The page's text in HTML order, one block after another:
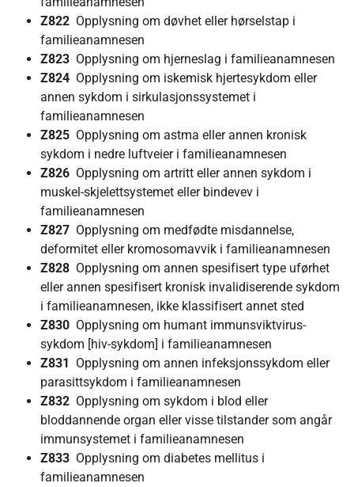
Z822 Opplysning om døvhet eller hørselstap i
familieanamnesen
Z823 Opplysning om hjerneslag i familieanamnesen
Z824 Opplysning om iskemisk hjertesykdom eller
annen sykdom i sirkulasjonssystemet i
familieanamnesen
Z825 Opplysning om astma eller annen kronisk
sykdom i nedre luftveier i familieanamnesen
Z826 Opplysning om artritt eller annen sykdom i
muskel-skjelettsystemet eller bindevev i
familieanamnesen
Z827 Opplysning om medfødte misdannelse,
deformitet eller kromosomavvik i familieanamnesen
Z828 Opplysning om annen spesifisert type uførhet
eller annen spesifisert kronisk invalidiserende sykdom
i familieanamnesen, ikke klassifisert annet sted
Z830 Opplysning om humant immunsviktvirus-
sykdom [hiv-sykdom] i familieanamnesen
Z831 Opplysning om annen infeksjonssykdom eller
parasittsykdom i familieanamnesen
Z832 Opplysning om sykdom i blod eller
bloddannende organ eller visse tilstander som angår
immunsystemet i familieanamnesen
Z833 Opplysning om diabetes mellitus i
familieanamnesen